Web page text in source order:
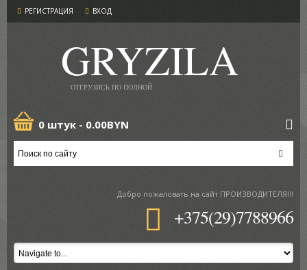
РЕГИСТРАЦИЯ ВХОД
GRYZILA
ОТГРУЗИСЬ ПО ПОЛНОЙ
0 штук - 0.00BYN
Добро пожаловать на сайт ПРОИЗВОДИТЕЛЯ!!!
+375(29)7788966